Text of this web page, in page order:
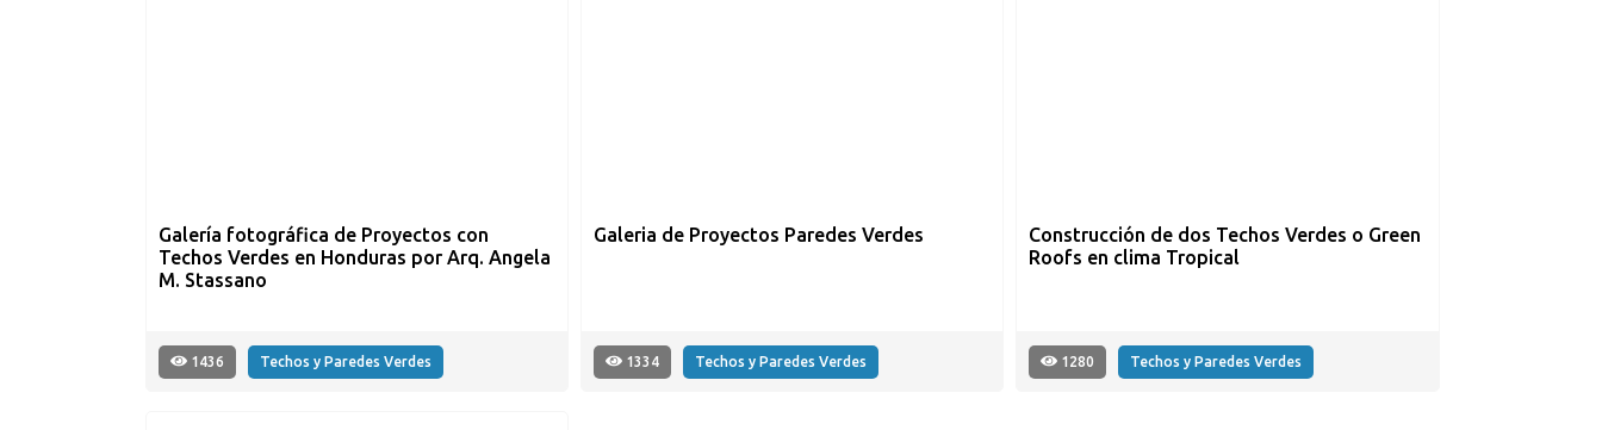
Galería fotográfica de Proyectos con
Techos Verdes en Honduras por Arq. Angela
M. Stassano
1436 Techos y Paredes Verdes
Galeria de Proyectos Paredes Verdes
1334 Techos y Paredes Verdes
Construcción de dos Techos Verdes o Green
Roofs en clima Tropical
1280 Techos y Paredes Verdes